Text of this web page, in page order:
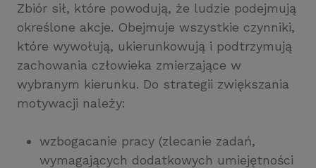
Zbiór sił, które powodują, że ludzie podejmują
określone akcje. Obejmuje wszystkie czynniki,
które wywołują, ukierunkowują i podtrzymują
zachowania człowieka zmierzające w
wybranym kierunku. Do strategii zwiększania
motywacji należy:
wzbogacanie pracy (zlecanie zadań,
wymagających dodatkowych umiejętności